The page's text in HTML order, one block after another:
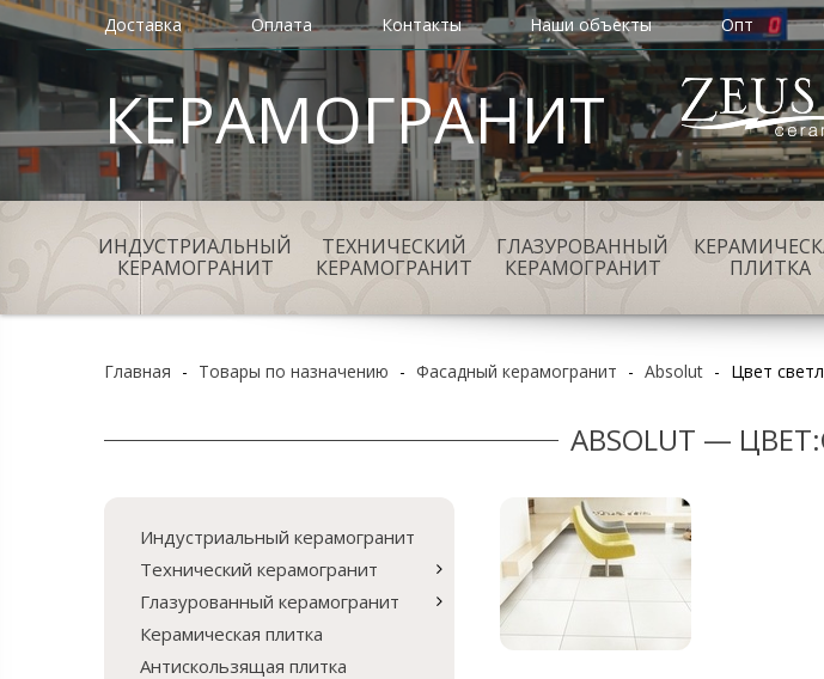
Доставка Оплата Контакты Наши объекты Опт
КЕРАМОГРАНИТ
ИНДУСТРИАЛЬНЫЙ
КЕРАМОГРАНИТ
ТЕХНИЧЕСКИЙ
КЕРАМОГРАНИТ
ГЛАЗУРОВАННЫЙ
КЕРАМОГРАНИТ
ПЛИТКА
Главная - Товары по назначению - Фасадный керамогранит - Absolut - Цвет
ABSOLUT —
Индустриальный керамогранит
Технический керамогранит
Глазурованный керамогранит
Керамическая плитка
Антискользящая плитка